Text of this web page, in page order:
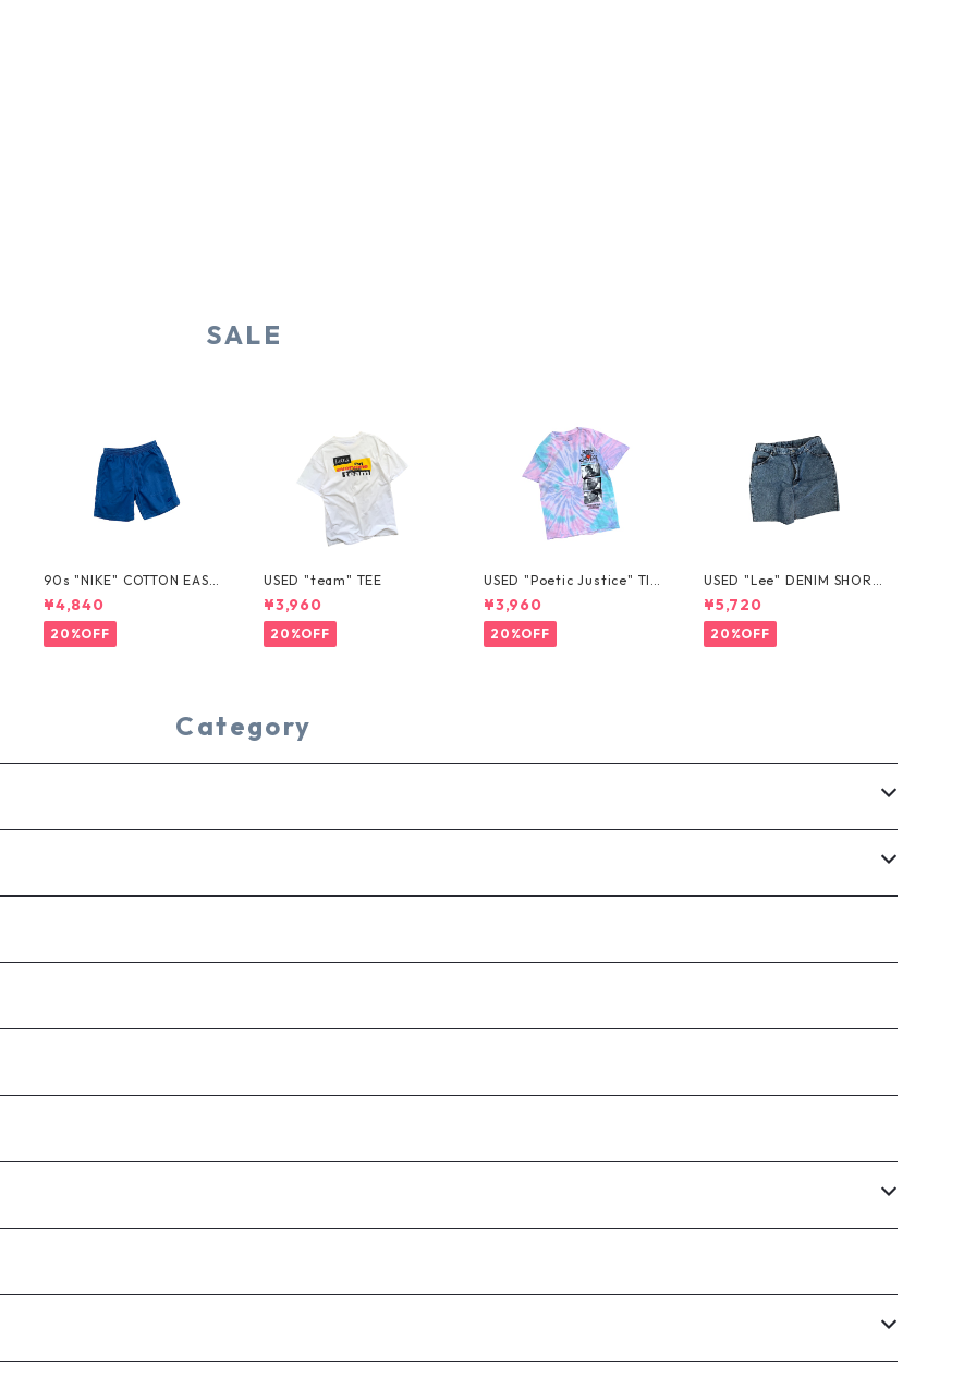
SALE
90s "NIKE" COTTON EASY
SHORTS
¥4,840
20%OFF
USED "team" TEE
¥3,960
20%OFF
USED "Poetic Justice" TIE
-DYE TEE
¥3,960
20%OFF
USED "Lee" DENIM SHORT
S
¥5,720
20%OFF
Category